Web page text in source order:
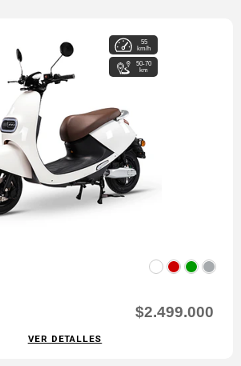
55
km/h
50-70
km
$2.499.000
VER DETALLES